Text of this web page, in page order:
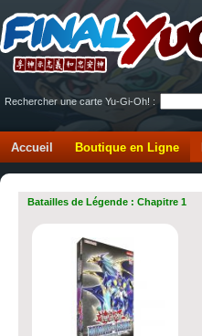
Rechercher une carte Yu-Gi-Oh! :
Accueil Boutique en Ligne
Batailles de Légende : Chapitre 1